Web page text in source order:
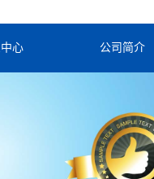
心 公司简介